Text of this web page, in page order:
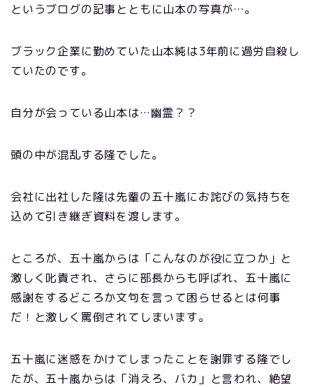
というブログの記事とともに山本の写真が…。
ブラック企業に勤めていた山本純は3年前に過労自殺し
ていたのです。
自分が会っている山本は…幽霊？？
頭の中が混乱する隆でした。
会社に出社した隆は先輩の五十嵐にお詫びの気持ちを
込めて引き継ぎ資料を渡します。
ところが、五十嵐からは「こんなのが役に立つか」と
激しく叱責され、さらに部長からも呼ばれ、五十嵐に
感謝をするどころか文句を言って困らせるとは何事
だ！と激しく罵倒されてしまいます。
五十嵐に迷惑をかけてしまったことを謝罪する隆でし
たが、五十嵐からは「消えろ、バカ」と言われ、絶望